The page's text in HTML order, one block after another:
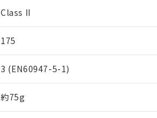
Class II
175
3 (EN60947-5-1)
約75g